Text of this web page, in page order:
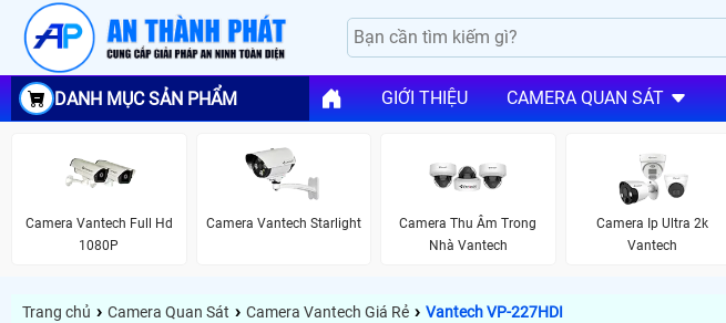
DANH MỤC SẢN PHẨM GIỚI THIỆU CAMERA QUAN SÁT
Camera Vantech Full Hd
1080P
Camera Vantech Starlight
Camera Thu Âm Trong
Nhà Vantech
Camera Ip Ultra 2k
Vantech
Trang chủ › Camera Quan Sát › Camera Vantech Giá Rẻ › Vantech VP-227HDI